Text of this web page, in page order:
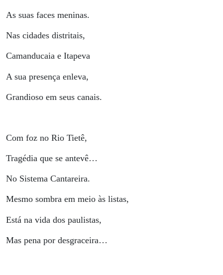
As suas faces meninas.
Nas cidades distritais,
Camanducaia e Itapeva
A sua presença enleva,
Grandioso em seus canais.
Com foz no Rio Tietê,
Tragédia que se antevê…
No Sistema Cantareira.
Mesmo sombra em meio às listas,
Está na vida dos paulistas,
Mas pena por desgraceira…